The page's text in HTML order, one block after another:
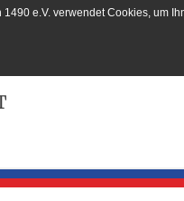
e.V. verwendet Cookies, um